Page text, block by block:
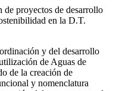
de proyectos de desarrollo
en la D.T.
y del desarrollo
de Aguas de
de la creación de
y nomenclatura